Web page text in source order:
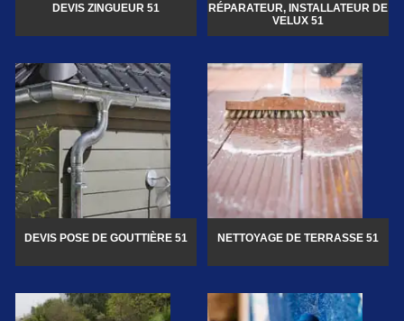
DEVIS ZINGUEUR 51
RÉPARATEUR, INSTALLATEUR DE
VELUX 51
DEVIS POSE DE GOUTTIÈRE 51 NETTOYAGE DE TERRASSE 51